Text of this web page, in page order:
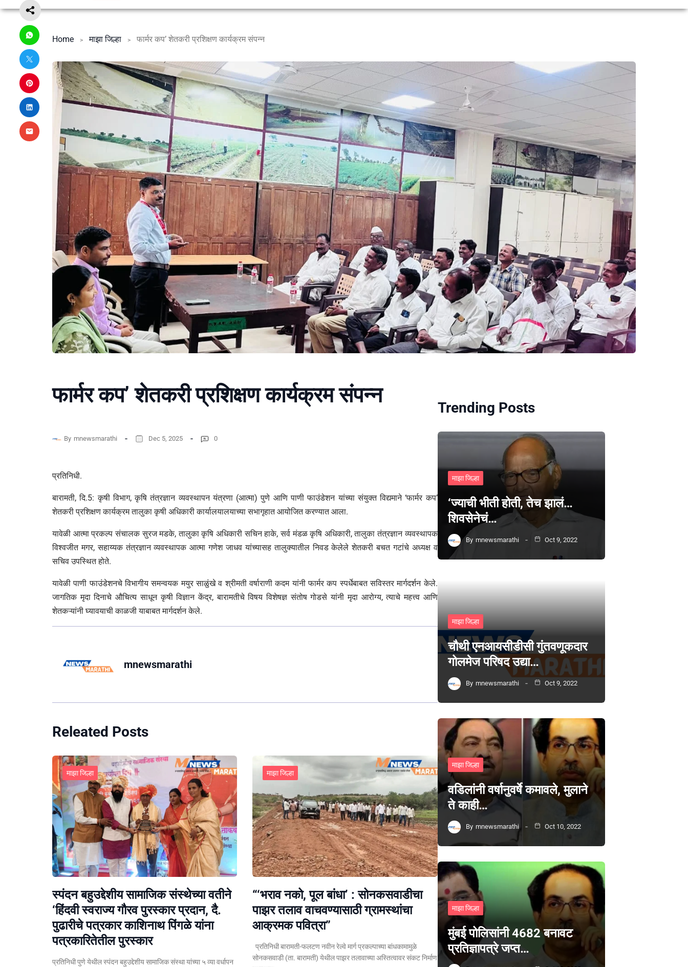
Home माझा जिल्हा फार्मर कप’ शेतकरी प्रशिक्षण कार्यक्रम संपन्न
फार्मर कप’ शेतकरी प्रशिक्षण कार्यक्रम संपन्न
By mnewsmarathi Dec 5, 2025 0
प्रतिनिधी.
बारामती, दि.5: कृषी विभाग, कृषि तंत्रज्ञान व्यवस्थापन यंत्रणा (आत्मा) पुणे आणि पाणी फाउंडेशन यांच्या संयुक्त विद्यमाने ‘फार्मर कप’
शेतकरी प्रशिक्षण कार्यक्रम तालुका कृषी अधिकारी कार्यालयालयाच्या सभागृहात आयोजित करण्यात आला.
यावेळी आत्मा प्रकल्प संचालक सुरज मडके, तालुका कृषि अधिकारी सचिन हाके, सर्व मंडळ कृषि अधिकारी, तालुका तंत्रज्ञान व्यवस्थापक
विश्वजीत मगर, सहाय्यक तंत्रज्ञान व्यवस्थापक आत्मा गणेश जाधव यांच्यासह तालुक्यातील निवड केलेले शेतकरी बचत गटांचे अध्यक्ष व
सचिव उपस्थित होते.
यावेळी पाणी फाउंडेशनचे विभागीय समन्वयक मयुर साळुंखे व श्रीमती वर्षाराणी कदम यांनी फार्मर कप स्पर्धेबाबत सविस्तर मार्गदर्शन केले.
जागतिक मृदा दिनाचे औचित्य साधून कृषी विज्ञान केंद्र, बारामतीचे विषय विशेषज्ञ संतोष गोडसे यांनी मृदा आरोग्य, त्याचे महत्त्व आणि
शेतकऱ्यांनी घ्यावयाची काळजी याबाबत मार्गदर्शन केले.
mnewsmarathi
Releated Posts
माझा जिल्हा
स्पंदन बहुउद्देशीय सामाजिक संस्थेच्या वतीने
‘हिंदवी स्वराज्य गौरव पुरस्कार प्रदान, दै.
पुढारीचे पत्रकार काशिनाथ पिंगळे यांना
पत्रकारितेतील पुरस्कार
प्रतिनिधी पुणे येथील स्पंदन बहुउद्देशीय सामाजिक संस्था यांच्या ५ व्या वर्धापन
माझा जिल्हा
“‘भराव नको, पूल बांधा’ : सोनकसवाडीचा
पाझर तलाव वाचवण्यासाठी ग्रामस्थांचा
आक्रमक पवित्रा”
प्रतिनिधी बारामती-फलटण नवीन रेल्वे मार्ग प्रकल्पाच्या बांधकामामुळे
सोनकसवाडी (ता. बारामती) येथील पाझर तलावाच्या अस्तित्वावर संकट निर्माण
Trending Posts
माझा जिल्हा
‘ज्याची भीती होती, तेच झालं…
शिवसेनेचं…
By mnewsmarathi Oct 9, 2022
माझा जिल्हा
चौथी एनआयसीडीसी गुंतवणूकदार
गोलमेज परिषद उद्या…
By mnewsmarathi Oct 9, 2022
माझा जिल्हा
वडिलांनी वर्षानुवर्षे कमावले, मुलाने
ते काही…
By mnewsmarathi Oct 10, 2022
माझा जिल्हा
मुंबई पोलिसांनी 4682 बनावट
प्रतिज्ञापत्रे जप्त…